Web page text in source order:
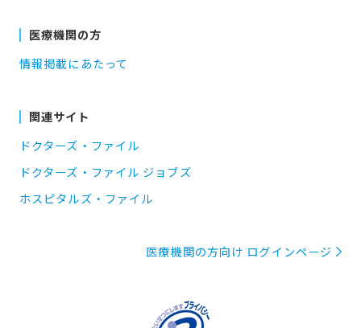
医療機関の方
情報掲載にあたって
関連サイト
ドクターズ・ファイル
ドクターズ・ファイル ジョブズ
ホスピタルズ・ファイル
医療機関の方向け ログインページ